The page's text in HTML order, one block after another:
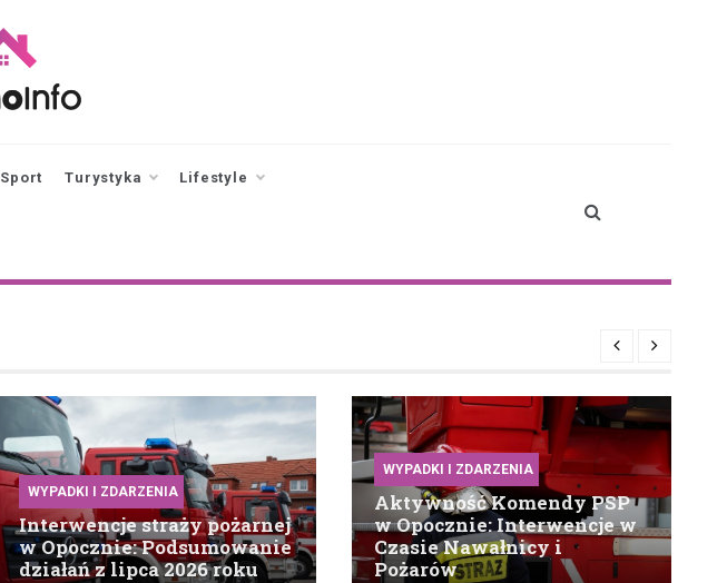
Sport Turystyka Lifestyle
WYPADKI I ZDARZENIA
Interwencje straży pożarnej
w Opocznie: Podsumowanie
działań z lipca 2026 roku
WYPADKI I ZDARZENIA
Aktywność Komendy PSP
w Opocznie: Interwencje w
Czasie Nawałnicy i
Pożarów